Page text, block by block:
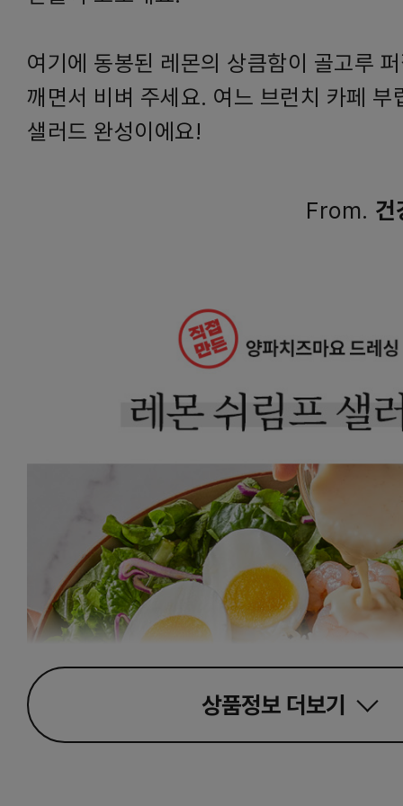
여기에 동봉된 레몬의 상큼함이 골고루
깨면서 비벼 주세요. 여느 브런치 카페 부
샐러드 완성이에요!
From. 건
상품정보 더보기